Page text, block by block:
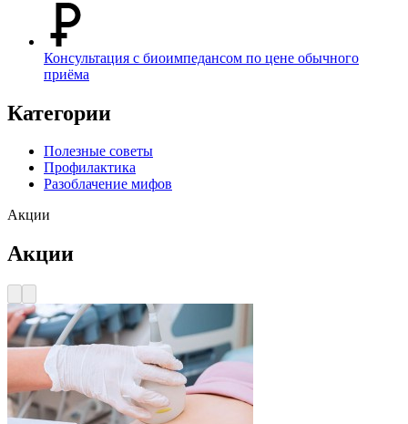
Консультация с биоимпедансом по цене обычного
приёма
Категории
Полезные советы
Профилактика
Разоблачение мифов
Акции
Акции